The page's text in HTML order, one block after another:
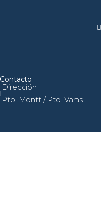
Contacto
Dirección
Pto. Montt / Pto. Varas